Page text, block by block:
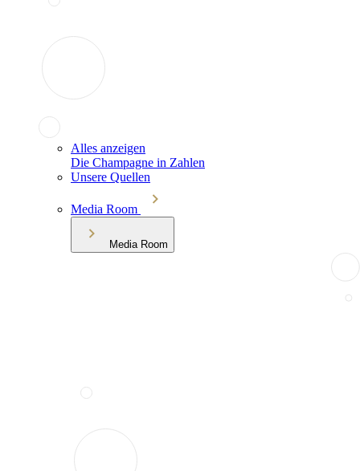
Alles anzeigen
Die Champagne in Zahlen
Unsere Quellen
Media Room
Media Room